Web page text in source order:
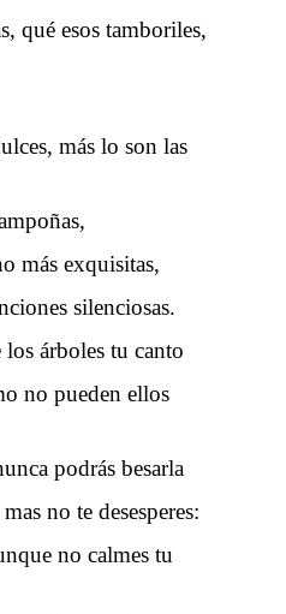
qué esos tamboriles,
más lo son las
más exquisitas,
silenciosas.
árboles tu canto
no pueden ellos
podrás besarla
no te desesperes:
no calmes tu